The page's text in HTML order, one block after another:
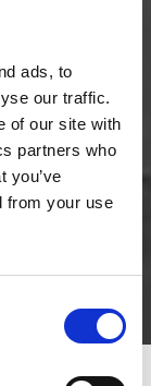
ads, to
our traffic.
of our site with
partners who
you’ve
from your use